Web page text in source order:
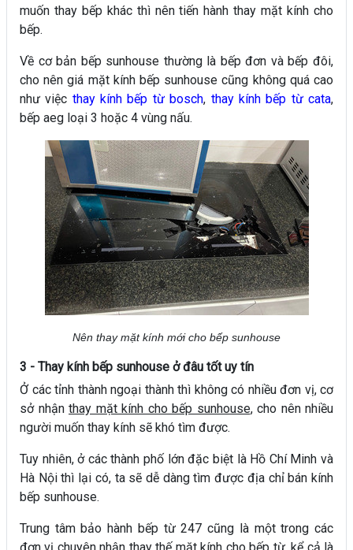
muốn thay bếp khác thì nên tiến hành thay mặt kính cho
bếp.
Về cơ bản bếp sunhouse thường là bếp đơn và bếp đôi,
cho nên giá mặt kính bếp sunhouse cũng không quá cao
như việc thay kính bếp từ bosch, thay kính bếp từ cata,
bếp aeg loại 3 hoặc 4 vùng nấu.
Nên thay mặt kính mới cho bếp sunhouse
3 - Thay kính bếp sunhouse ở đâu tốt uy tín
Ở các tỉnh thành ngoại thành thì không có nhiều đơn vị, cơ
sở nhận thay mặt kính cho bếp sunhouse, cho nên nhiều
người muốn thay kính sẽ khó tìm được.
Tuy nhiên, ở các thành phố lớn đặc biệt là Hồ Chí Minh và
Hà Nội thì lại có, ta sẽ dễ dàng tìm được địa chỉ bán kính
bếp sunhouse.
Trung tâm bảo hành bếp từ 247 cũng là một trong các
đơn vị chuyên nhận thay thế mặt kính cho bếp từ, kể cả là